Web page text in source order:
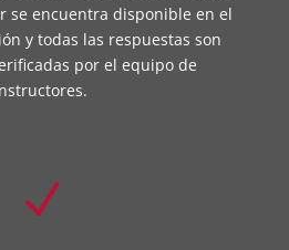
se encuentra disponible en el
y todas las respuestas son
por el equipo de
N